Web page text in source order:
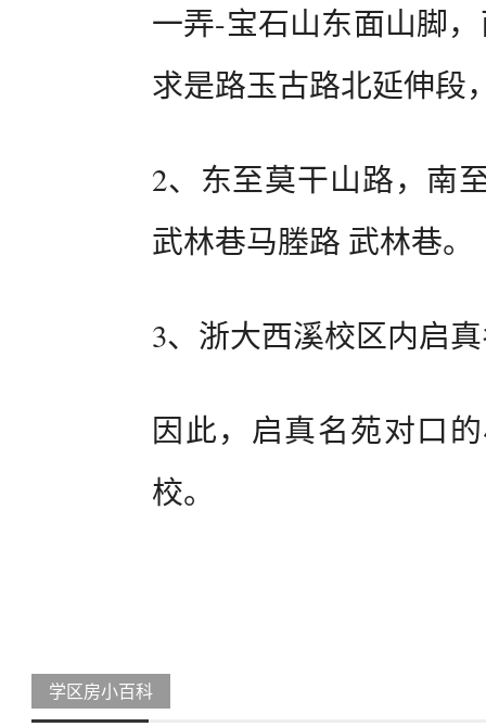
一弄-宝石山东面山脚
求是路玉古路北延伸段
2、东至莫干山路，南
武林巷马塍路 武林巷。
3、浙大西溪校区内启
因此，启真名苑对口
校。
学区房小百科